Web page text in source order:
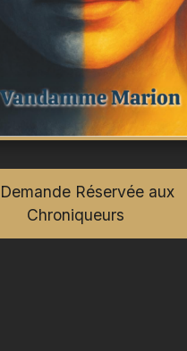
Demande Réservée aux
Chroniqueurs